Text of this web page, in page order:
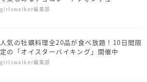
girlswalker編集部
人気の牡蠣料理全20品が食べ放題！10日間限
定の「オイスターバイキング」開催中
girlswalker編集部